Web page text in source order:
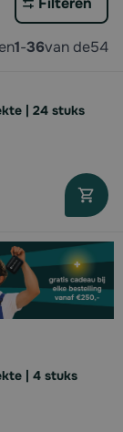
1-36van de54
| 24 stuks
| 4 stuks